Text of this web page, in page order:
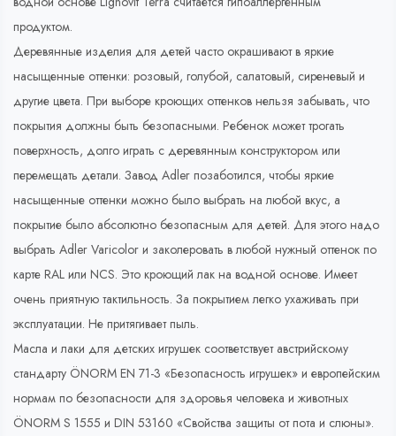
продуктом.
Деревянные изделия для детей часто окрашивают в яркие
насыщенные оттенки: розовый, голубой, салатовый, сиреневый и
другие цвета. При выборе кроющих оттенков нельзя забывать, что
покрытия должны быть безопасными. Ребенок может трогать
поверхность, долго играть с деревянным конструктором или
перемещать детали. Завод Adler позаботился, чтобы яркие
насыщенные оттенки можно было выбрать на любой вкус, а
покрытие было абсолютно безопасным для детей. Для этого надо
выбрать Adler Varicolor и заколеровать в любой нужный оттенок по
карте RAL или NCS. Это кроющий лак на водной основе. Имеет
очень приятную тактильность. За покрытием легко ухаживать при
эксплуатации. Не притягивает пыль.
Масла и лаки для детских игрушек соответствует австрийскому
стандарту ÖNORM EN 71-3 «Безопасность игрушек» и европейским
нормам по безопасности для здоровья человека и животных
ÖNORM S 1555 и DIN 53160 «Свойства защиты от пота и слюны».